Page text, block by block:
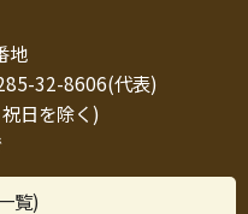
地
32-8606(代表)
日を除く)
覧)